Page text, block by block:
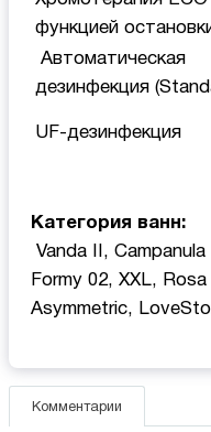
функцией
Автоматическая
дезинфекция
UF-дезинфекция
Категория ванн:
Vanda II,
Formy 02, XXL,
Asymmetric,
Комментарии